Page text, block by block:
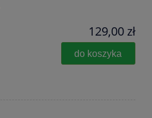
129,00 zł
do koszyka